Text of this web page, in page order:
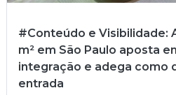
#Conteúdo e Visibilidade:
m² em São Paulo aposta
integração e adega como
entrada